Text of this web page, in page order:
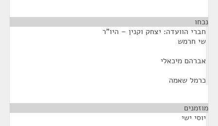
נכחו
חברי הוועדה: יצחק וקנין – היו"ר
שי חרמש
אברהם מיכאלי
כרמל שאמה
מוזמנים
יוסי ישי